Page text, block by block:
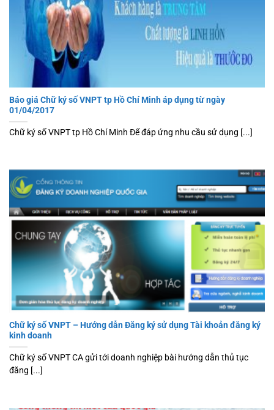
Báo giá Chữ ký số VNPT tp Hồ Chí Minh áp dụng từ ngày
01/04/2017
Chữ ký số VNPT tp Hồ Chí Minh Để đáp ứng nhu cầu sử dụng [...]
Chữ ký số VNPT – Hướng dẫn Đăng ký sử dụng Tài khoản đăng ký
kinh doanh
Chữ ký số VNPT CA gửi tới doanh nghiệp bài hướng dẫn thủ tục
đăng [...]